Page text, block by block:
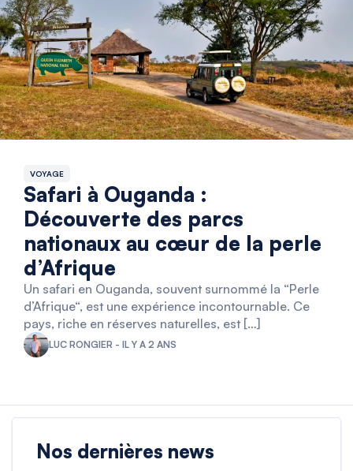
VOYAGE
Safari à Ouganda :
Découverte des parcs
nationaux au cœur de la perle
d’Afrique
Un safari en Ouganda, souvent surnommé la “Perle
d’Afrique“, est une expérience incontournable. Ce
pays, riche en réserves naturelles, est […]
LUC RONGIER - IL Y A 2 ANS
Nos dernières news